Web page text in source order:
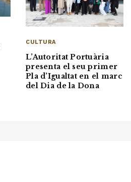
CULTURA
L’Autoritat Portuària
presenta el seu primer
Pla d’Igualtat en el marc
del Dia de la Dona